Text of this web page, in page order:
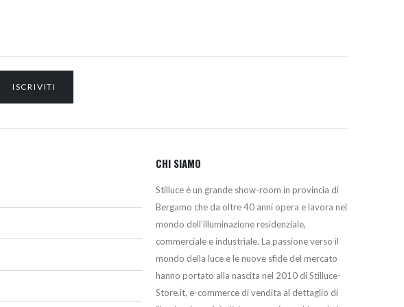
CHI SIAMO
Stilluce è un grande show-room in provincia di
Bergamo che da oltre 40 anni opera e lavora nel
mondo dell’illuminazione residenziale,
commerciale e industriale. La passione verso il
mondo della luce e le nuove sfide del mercato
hanno portato alla nascita nel 2010 di Stilluce-
Store.it, e-commerce di vendita al dettaglio di